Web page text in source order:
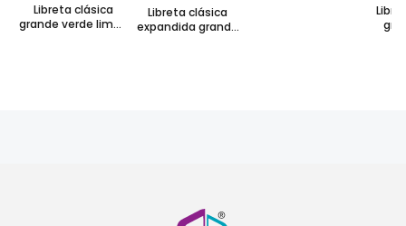
Libreta clásica
grande verde limón
Libreta clásica
expandida grande